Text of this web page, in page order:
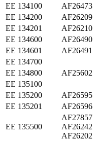
ЕЕ 134100
AF26473
ЕЕ 134200
AF26209
ЕЕ 134201
AF26210
ЕЕ 134600
AF26490
ЕЕ 134601
AF26491
ЕЕ 134700
ЕЕ 134800
AF25602
ЕЕ 135100
ЕЕ 135200
AF26595
ЕЕ 135201
AF26596
ЕЕ 135500
AF27857
AF26242
AF26202